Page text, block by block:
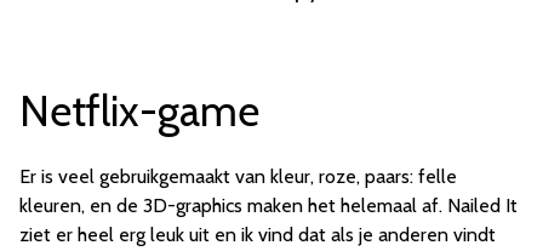
Netflix-game
Er is veel gebruikgemaakt van kleur, roze, paars: felle
kleuren, en de 3D-graphics maken het helemaal af. Nailed It
ziet er heel erg leuk uit en ik vind dat als je anderen vindt